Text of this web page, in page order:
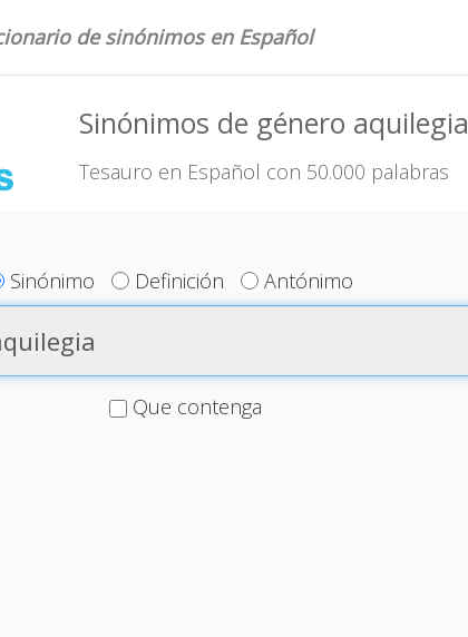
de sinónimos en Español
Sinónimos de género aquilegia
Tesauro en Español con 50.000 palabras
Sinónimo Definición Antónimo
Que contenga